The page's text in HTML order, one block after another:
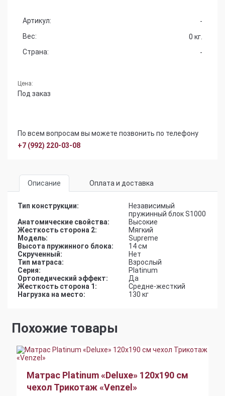
Артикул:
-
Вес:
0 кг.
Страна:
-
Цена:
Под заказ
По всем вопросам вы можете позвонить по телефону
+7 (992) 220-03-08
Описание Оплата и доставка
Тип конструкции:
Независимый
пружинный блок S1000
Анатомические свойства:
Высокие
Жесткость сторона 2:
Мягкий
Модель:
Supreme
Высота пружинного блока:
14 см
Скрученный:
Нет
Тип матраса:
Взрослый
Серия:
Platinum
Ортопедический эффект:
Да
Жесткость сторона 1:
Средне-жесткий
Нагрузка на место:
130 кг
Похожие товары
Матрас Platinum «Deluxe» 120x190 см
чехол Трикотаж «Venzel»